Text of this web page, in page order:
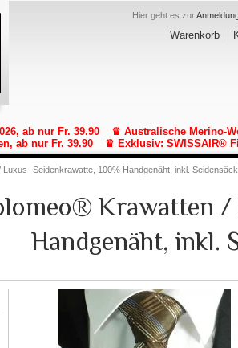
Hier geht es zur
Warenkorb
ab nur Fr. 39.90
♛ Australische Merino-
ab nur Fr. 39.90
♛ Exklusiv: SWISSAIR®
Seidenkrawatte, 100% Handgenäht, inkl.
Krawatten /
Handgenäht, inkl.